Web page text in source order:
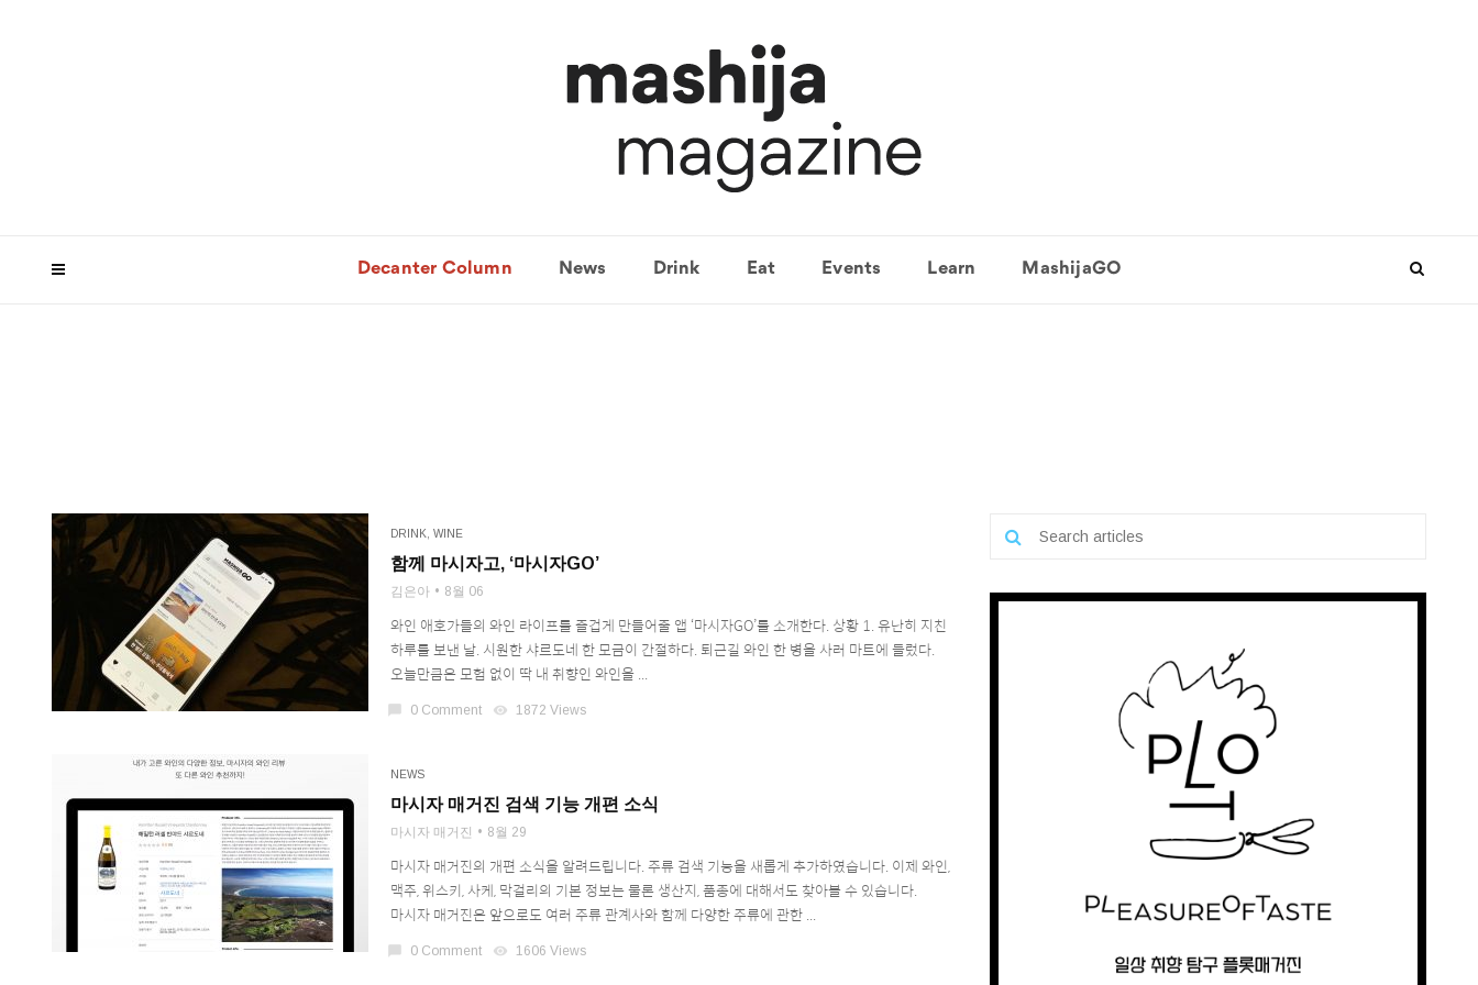
Decanter Column News Drink Eat Events Learn MashijaGO
DRINK WINE
함께 마시자고, ‘마시자GO’
김은아 8월 06
와인 애호가들의 와인 라이프를 즐겁게 만들어줄 앱 ‘마시자GO’를 소개한다. 상황 1. 유난히 지친
하루를 보낸 날. 시원한 샤르도네 한 모금이 간절하다. 퇴근길 와인 한 병을 사러 마트에 들렀다.
오늘만큼은 모험 없이 딱 내 취향인 와인을 ...
chat_bubble 0 Comment visibility 1872 Views
NEWS
마시자 매거진 검색 기능 개편 소식
마시자 매거진 8월 29
마시자 매거진의 개편 소식을 알려드립니다. 주류 검색 기능을 새롭게 추가하였습니다. 이제 와인,
맥주, 위스키, 사케, 막걸리의 기본 정보는 물론 생산지, 품종에 대해서도 찾아볼 수 있습니다.
마시자 매거진은 앞으로도 여러 주류 관계사와 함께 다양한 주류에 관한 ...
chat_bubble 0 Comment visibility 1606 Views